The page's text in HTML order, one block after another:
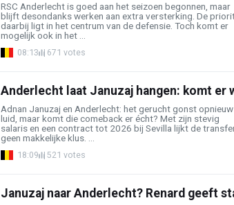
RSC Anderlecht is goed aan het seizoen begonnen, maar
blijft desondanks werken aan extra versterking. De
daarbij ligt in het centrum van de defensie. Toch komt er
mogelijk ook in het ...
08:13 671 votes
Anderlecht laat Januzaj hangen: komt er
Adnan Januzaj en Anderlecht: het gerucht gonst opnieuw
luid, maar komt die comeback er écht? Met zijn stevig
salaris en een contract tot 2026 bij Sevilla lijkt de
geen makkelijke klus. ...
18:09 521 votes
Januzaj naar Anderlecht? Renard geeft